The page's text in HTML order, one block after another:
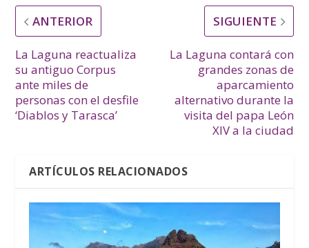
ANTERIOR
La Laguna reactualiza
su antiguo Corpus
ante miles de
personas con el desfile
‘Diablos y Tarasca’
SIGUIENTE
La Laguna contará con
grandes zonas de
aparcamiento
alternativo durante la
visita del papa León
XIV a la ciudad
ARTÍCULOS RELACIONADOS